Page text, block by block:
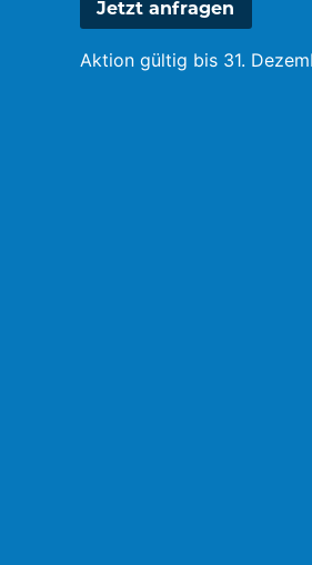
Jetzt anfragen
Aktion gültig bis 31.